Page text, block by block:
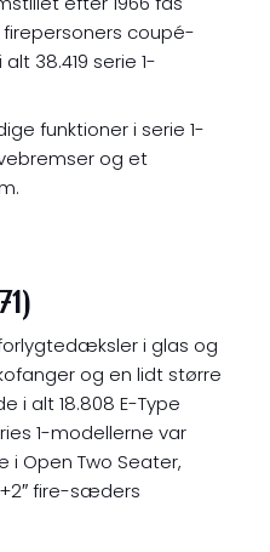
coupé-
38.419 serie 1-
funktioner i serie 1-
og et
i glas og
og en lidt større
i alt 18.808 E-Type
1-modellerne var
i Open Two Seater,
fire-sæders